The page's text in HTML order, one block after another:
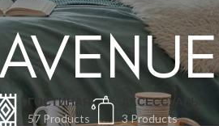
ГОСТИНАЯ
57 Products
АКСЕССУАРЫ
3 Products